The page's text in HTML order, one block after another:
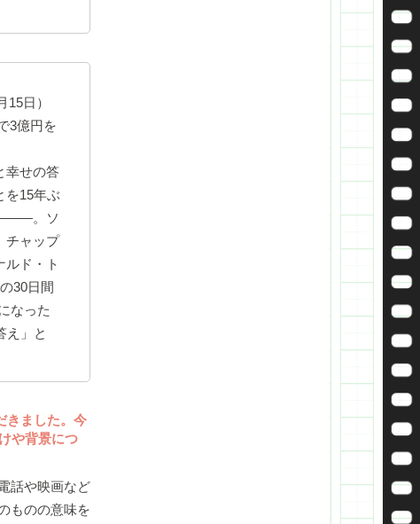
日）
3億円を
幸せの答
を15年ぶ
―――。ソ
チャップ
ルド・ト
30日間
なった
え」と
きました。今
や背景につ
話や映画など
ものの意味を